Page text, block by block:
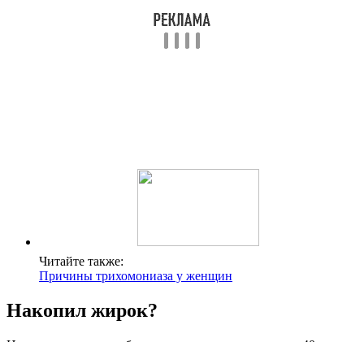
Читайте также:
Причины трихомониаза у женщин
Накопил жирок?